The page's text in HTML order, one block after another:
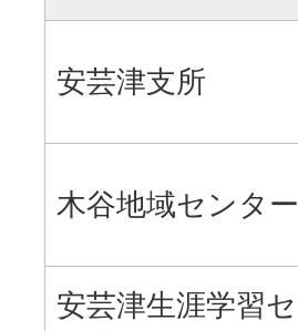
安芸津支所
木谷地域センター
安芸津生涯学習セ